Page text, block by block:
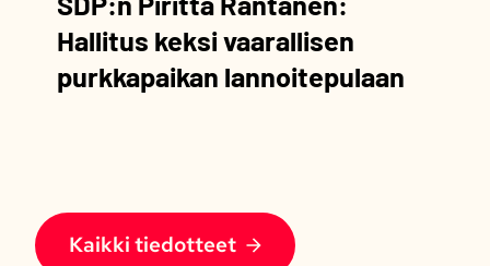
Hallitus keksi vaarallisen
purkkapaikan lannoitepulaan
Kaikki tiedotteet